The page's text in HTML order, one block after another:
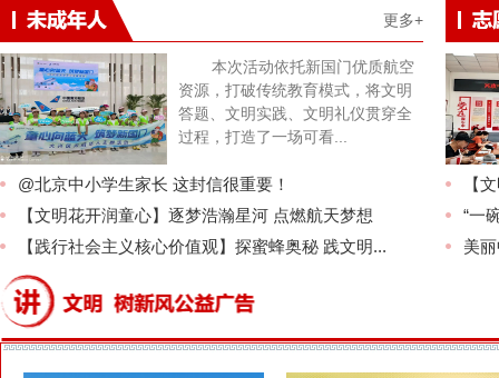
更多+
本次活动依托新国门优质航空
资源，打破传统教育模式，将文明
答题、文明实践、文明礼仪贯穿全
过程，打造了一场可看...
@北京中小学生家长 这封信很重要！
【文明花开润童心】逐梦浩瀚星河 点燃航天梦想
【践行社会主义核心价值观】探蜜蜂奥秘 践文明...
【
“一
美